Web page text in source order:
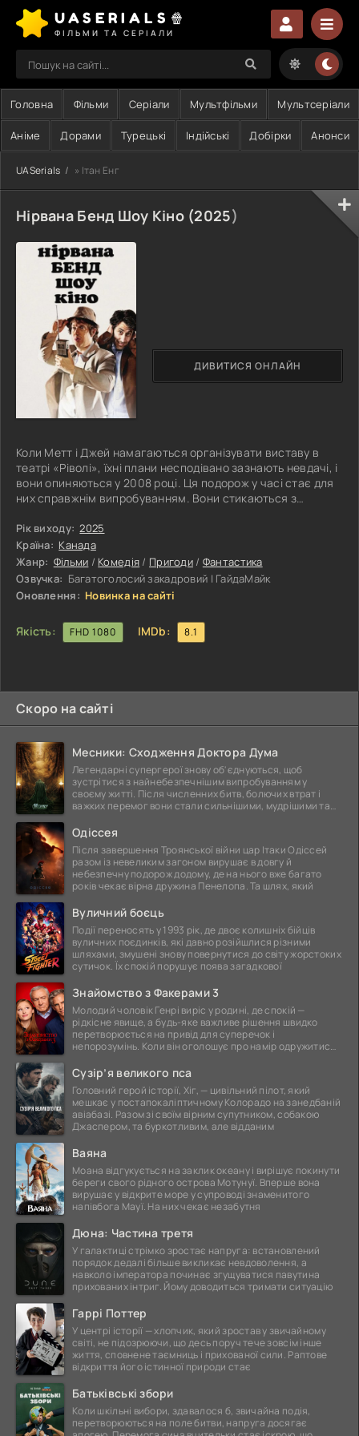
UASERIALS🍿
ФІЛЬМИ ТА СЕРІАЛИ
Головна Фільми Серіали Мультфільми Мультсеріали
Аніме Дорами Турецькі Індійські Добірки Анонси
UASerials » Ітан Енг
Нірвана Бенд Шоу Кіно (2025)
Коли Метт і Джей намагаються організувати виставу в
театрі «Ріволі», їхні плани несподівано зазнають невдачі, і
вони опиняються у 2008 році. Ця подорож у часі стає для
них справжнім випробуванням. Вони стикаються з
кмітливості та винахідливості. Обидва герої намагаються
розібратися в нових обставинах, зберегти своє звичне
життя і знайти спосіб повернутися назад у свій час.
Паралельно вони усвідомлюють, наскільки змінився світ
навколо них за ці
Рік виходу: 2025
Країна: Канада
Жанр: Фільми / Комедія / Пригоди / Фантастика
Озвучка: Багатоголосий закадровий | ГайдаМайк
Оновлення: Новинка на сайті
Якість: FHD 1080 IMDb: 8.1
ДИВИТИСЯ ОНЛАЙН
Скоро на сайті
Месники: Сходження Доктора Дума
Легендарні супергерої знову об'єднуються, щоб
зустрітися з найнебезпечнішим випробуванням у
своєму житті. Після численних битв, болючих втрат і
важких перемог вони стали сильнішими, мудрішими та
Одіссея
Після завершення Троянської війни цар Ітаки Одіссей
разом із невеликим загоном вирушає в довгу й
небезпечну подорож додому, де на нього вже багато
років чекає вірна дружина Пенелопа. Та шлях, який
Вуличний боєць
Події переносять у 1993 рік, де двоє колишніх бійців
вуличних поєдинків, які давно розійшлися різними
шляхами, змушені знову повернутися до світу жорстоких
сутичок. Їх спокій порушує поява загадкової
Знайомство з Факерами 3
Молодий чоловік Генрі виріс у родині, де спокій —
рідкісне явище, а будь-яке важливе рішення швидко
перетворюється на привід для суперечок і
непорозумінь. Коли він оголошує про намір одружитися,
Сузір’я великого пса
Головний герой історії, Хіг, — цивільний пілот, який
мешкає у постапокаліптичному Колорадо на занедбаній
авіабазі. Разом зі своїм вірним супутником, собакою
Джаспером, та буркотливим, але відданим
Ваяна
Моана відгукується на заклик океану і вирішує покинути
береги свого рідного острова Мотунуї. Вперше вона
вирушає у відкрите море у супроводі знаменитого
напівбога Мауї. На них чекає незабутня
Дюна: Частина третя
У галактиці стрімко зростає напруга: встановлений
порядок дедалі більше викликає невдоволення, а
навколо імператора починає згущуватися павутина
прихованих інтриг. Йому доводиться тримати ситуацію
Гаррі Поттер
У центрі історії — хлопчик, який зростав у звичайному
світі, не підозрюючи, що десь поруч тече зовсім інше
життя, сповнене таємниць і прихованої сили. Раптове
відкриття його істинної природи стає
Батьківські збори
Коли шкільні вибори, здавалося б, звичайна подія,
перетворюються на поле битви, напруга досягає